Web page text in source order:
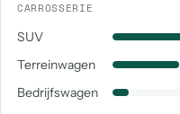
CARROSSERIE
SUV
Terreinwagen
Bedrijfswagen